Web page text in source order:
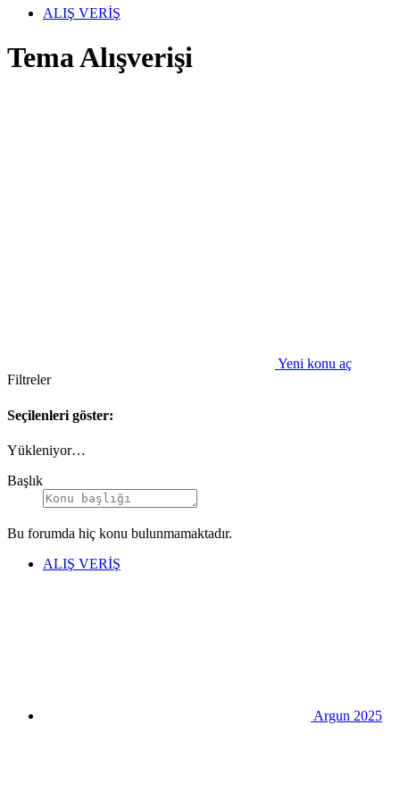
ALIŞ VERİŞ
Tema Alışverişi
Yeni konu aç
Filtreler
Seçilenleri göster:
Yükleniyor…
Başlık
Bu forumda hiç konu bulunmamaktadır.
ALIŞ VERİŞ
Argun 2025